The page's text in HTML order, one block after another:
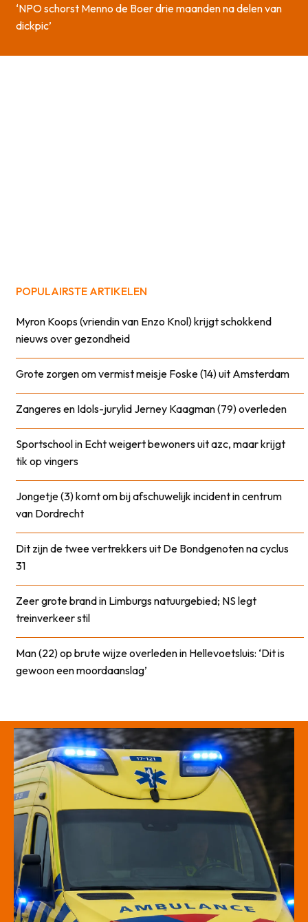
‘NPO schorst Menno de Boer drie maanden na delen van
dickpic’
POPULAIRSTE ARTIKELEN
Myron Koops (vriendin van Enzo Knol) krijgt schokkend
nieuws over gezondheid
Grote zorgen om vermist meisje Foske (14) uit Amsterdam
Zangeres en Idols-jurylid Jerney Kaagman (79) overleden
Sportschool in Echt weigert bewoners uit azc, maar krijgt
tik op vingers
Jongetje (3) komt om bij afschuwelijk incident in centrum
van Dordrecht
Dit zijn de twee vertrekkers uit De Bondgenoten na cyclus
31
Zeer grote brand in Limburgs natuurgebied; NS legt
treinverkeer stil
Man (22) op brute wijze overleden in Hellevoetsluis: ‘Dit is
gewoon een moordaanslag’